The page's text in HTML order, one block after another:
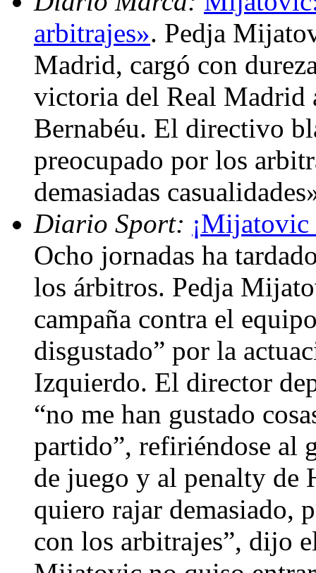
arbitrajes». Pedja
Madrid, cargó con
victoria del Real Madrid
Bernabéu. El directivo
preocupado por los
demasiadas
Diario Sport: ¡Mijatovic
Ocho jornadas ha
los árbitros. Pedja
campaña contra el
disgustado” por la
Izquierdo. El director
“no me han gustado
partido”, refiriéndose al
de juego y al penalty de
quiero rajar demasiado,
con los arbitrajes”, dijo